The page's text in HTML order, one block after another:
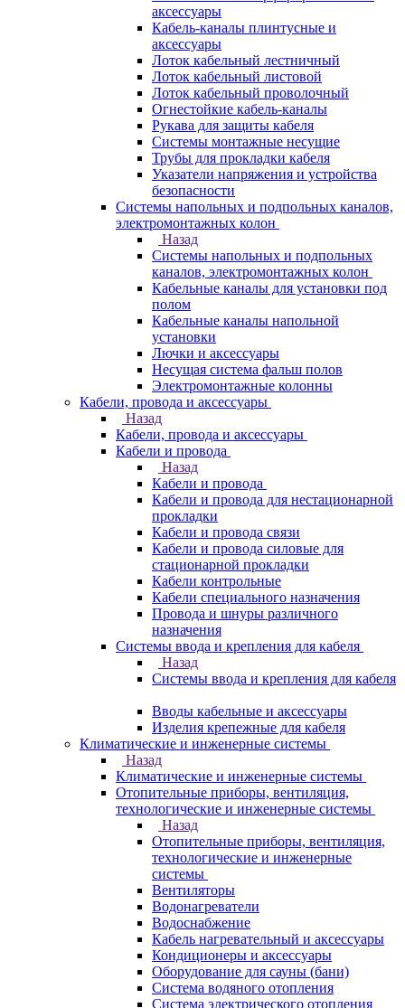
аксессуары
Кабель-каналы плинтусные и
аксессуары
Лоток кабельный лестничный
Лоток кабельный листовой
Лоток кабельный проволочный
Огнестойкие кабель-каналы
Рукава для защиты кабеля
Системы монтажные несущие
Трубы для прокладки кабеля
Указатели напряжения и устройства
безопасности
Системы напольных и подпольных каналов,
электромонтажных колон
Назад
Системы напольных и подпольных
каналов, электромонтажных колон
Кабельные каналы для установки под
полом
Кабельные каналы напольной
установки
Лючки и аксессуары
Несущая система фальш полов
Электромонтажные колонны
Кабели, провода и аксессуары
Назад
Кабели, провода и аксессуары
Кабели и провода
Назад
Кабели и провода
Кабели и провода для нестационарной
прокладки
Кабели и провода связи
Кабели и провода силовые для
стационарной прокладки
Кабели контрольные
Кабели специального назначения
Провода и шнуры различного
назначения
Системы ввода и крепления для кабеля
Назад
Системы ввода и крепления для кабеля
Вводы кабельные и аксессуары
Изделия крепежные для кабеля
Климатические и инженерные системы
Назад
Климатические и инженерные системы
Отопительные приборы, вентиляция,
технологические и инженерные системы
Назад
Отопительные приборы, вентиляция,
технологические и инженерные
системы
Вентиляторы
Водонагреватели
Водоснабжение
Кабель нагревательный и аксессуары
Кондиционеры и аксессуары
Оборудование для сауны (бани)
Система водяного отопления
Система электрического отопления